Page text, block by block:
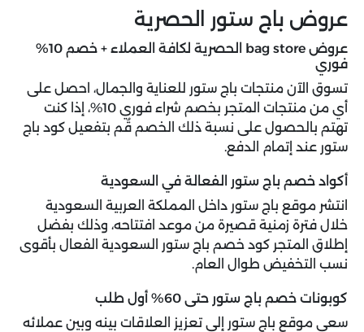
عروض باج ستور الحصرية
عروض bag store الحصرية لكافة العملاء + خصم 10%
فوري
تسوق الآن منتجات باج ستور للعناية والجمال، احصل على
أي من منتجات المتجر بخصم شراء فوري 10%، إذا كنت
تهتم بالحصول على نسبة ذلك الخصم قُم بتفعيل كود باج
ستور عند إتمام الدفع.
أكواد خصم باج ستور الفعالة في السعودية
انتشر موقع باج ستور داخل المملكة العربية السعودية
خلال فترة زمنية قصيرة من موعد افتتاحه، وذلك بفضل
إطلاق المتجر كود خصم باج ستور السعودية الفعال بأقوى
نسب التخفيض طوال العام.
كوبونات خصم باج ستور حتى 60% أول طلب
سعى موقع باج ستور إلى تعزيز العلاقات بينه وبين عملائه